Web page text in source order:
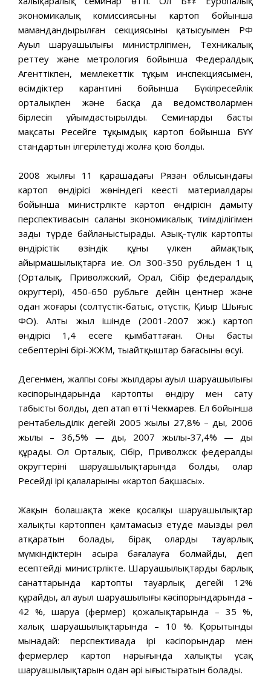
экономикалық комиссиясының картоп бойынша
мамандандырылған секциясының қатысуымен РФ
Ауыл шаруашылығы министрлігімен, Техникалық
реттеу және метрология бойынша Федералдық
Агенттікпен, мемлекеттік тұқым инспекциясымен,
өсімдіктер карантині бойынша Бүкілресейлік
орталықпен және басқа да ведомстволармен
бірлесіп ұйымдастырылды. Семинардың басты
мақсаты Ресейге тұқымдық картоп бойынша БҰҰ
стандартын ілгерілетуді жолға қою болды.
2008 жылғы 11 қарашадағы Рязан облысындағы
картоп өндірісі жөніндегі кеңестің материалдары
бойынша министрлікте картоп өндірісін дамыту
перспективасын саланың экономикалық тиімділігімен
заңды түрде байланыстырады. Азық-түлік картоптың
өндірістік өзіндік құны үлкен аймақтық
айырмашылықтарға ие. Ол 300-350 рубльден 1 ц
(Орталық, Приволжский, Орал, Сібір федералдық
округтері), 450-650 рубльге дейін центнер және
одан жоғары (солтүстік-батыс, оңтүстік, Қиыр Шығыс
ФО). Алты жыл ішінде (2001-2007 жж.) картоп
өндірісі 1,4 есеге қымбаттаған. Оның басты
себептерінің бірі-ЖЖМ, тыңайтқыштар бағасының өсуі.
Дегенмен, жалпы соңғы жылдары ауыл шаруашылығы
кәсіпорындарында картопты өндіру мен сату
табысты болды, деп атап өтті Чекмарев. Ел бойынша
рентабельділік деңгейі 2005 жылы 27,8% – ды, 2006
жылы – 36,5% — ды, 2007 жылы-37,4% — ды
құрады. Ол Орталық, Сібір, Приволжск федералды
округтерінің шаруашылықтарында болды, олар
Ресейдің ірі қалаларының «картоп бақшасы».
Жақын болашақта жеке қосалқы шаруашылықтар
халықты картоппен қамтамасыз етуде маңызды рөл
атқаратын болады, бірақ олардың тауарлық
мүмкіндіктерін асыра бағалауға болмайды, деп
есептейді министрлікте. Шаруашылықтардың барлық
санаттарында картоптың тауарлық деңгейі 12%
құрайды, ал ауыл шаруашылығы кәсіпорындарында –
42 %, шаруа (фермер) қожалықтарында – 35 %,
халық шаруашылықтарында – 10 %. Қорытынды
мынадай: перспективада ірі кәсіпорындар мен
фермерлер картоп нарығында халықтың ұсақ
шаруашылықтарын одан әрі ығыстыратын болады.